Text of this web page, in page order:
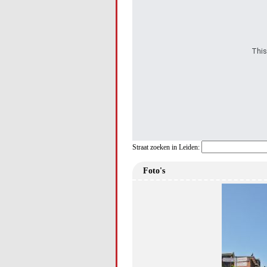
Straat zoeken in Leiden:
Foto's